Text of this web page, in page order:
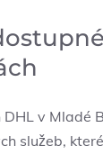
v Mladé
služeb,